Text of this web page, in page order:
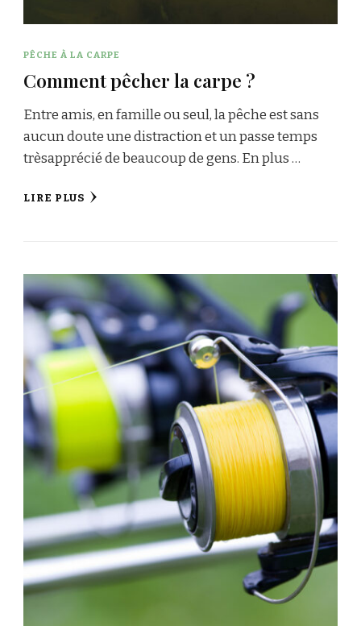
PÊCHE À LA CARPE
Comment pêcher la carpe ?
Entre amis, en famille ou seul, la pêche est sans
aucun doute une distraction et un passe temps
trèsapprécié de beaucoup de gens. En plus …
LIRE PLUS